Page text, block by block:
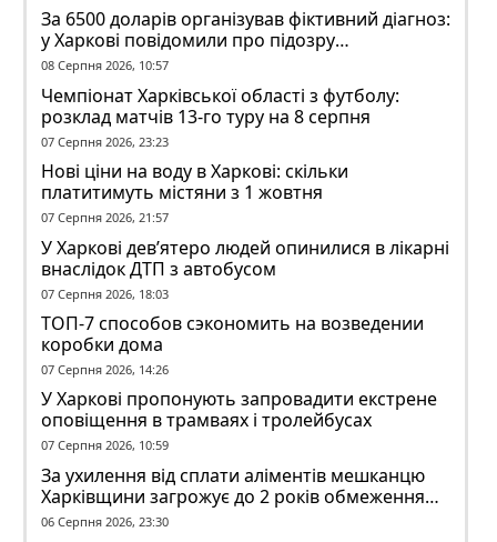
За 6500 доларів організував фіктивний діагноз:
у Харкові повідомили про підозру
ексзавідувачу психлікарні
08 Серпня 2026, 10:57
Чемпіонат Харківської області з футболу:
розклад матчів 13-го туру на 8 серпня
07 Серпня 2026, 23:23
Нові ціни на воду в Харкові: скільки
платитимуть містяни з 1 жовтня
07 Серпня 2026, 21:57
У Харкові дев’ятеро людей опинилися в лікарні
внаслідок ДТП з автобусом
07 Серпня 2026, 18:03
ТОП-7 способов сэкономить на возведении
коробки дома
07 Серпня 2026, 14:26
У Харкові пропонують запровадити екстрене
оповіщення в трамваях і тролейбусах
07 Серпня 2026, 10:59
За ухилення від сплати аліментів мешканцю
Харківщини загрожує до 2 років обмеження
волі
06 Серпня 2026, 23:30